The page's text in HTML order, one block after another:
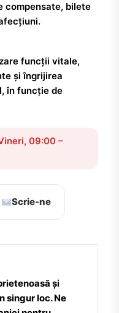
compensate, bilete
funcții vitale,
și îngrijirea
în funcție de
09:00 –
Scrie-ne
și
singur loc. Ne